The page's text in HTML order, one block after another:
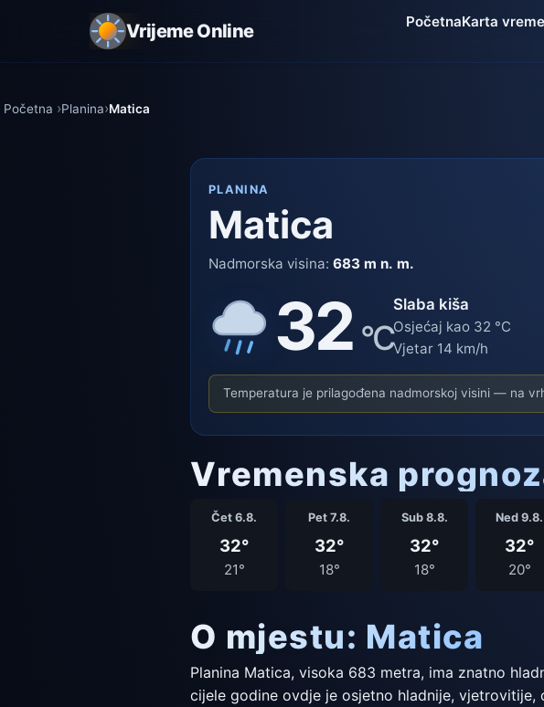
Vrijeme Online PočetnaKarta
Početna Planina Matica
PLANINA
Matica
Nadmorska visina:683 m n. m.
32 °C
Slaba kiša
Osjećaj kao 32 °C
Vjetar 14 km/h
Temperatura je prilagođena nadmorskoj visini — na
Vremenska
Čet 6.8.
32°
21°
Pet 7.8.
32°
18°
Sub 8.8.
32°
18°
Ned 9.8.
32°
20°
O mjestu: Matica
Planina Matica, visoka 683 metra, ima znatno
cijele godine ovdje je osjetno hladnije,